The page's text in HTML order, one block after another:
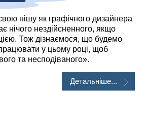
нішу як графічного дизайнера
нічого нездійсненного, якщо
Тож дізнаємося, що будемо
у цьому році, щоб
та несподіваного».
Детальніше...